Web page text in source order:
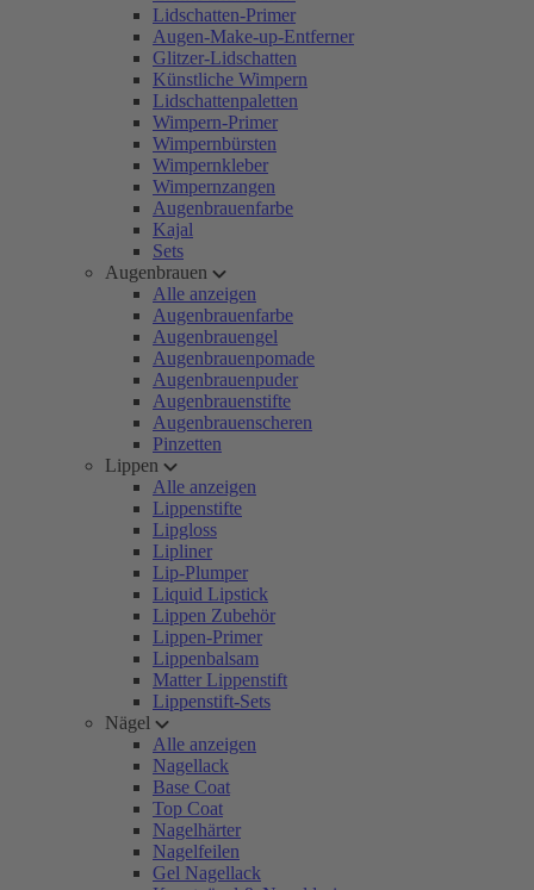
Lidschatten-Primer
Augen-Make-up-Entferner
Glitzer-Lidschatten
Künstliche Wimpern
Lidschattenpaletten
Wimpern-Primer
Wimpernbürsten
Wimpernkleber
Wimpernzangen
Augenbrauenfarbe
Kajal
Sets
Augenbrauen
Alle anzeigen
Augenbrauenfarbe
Augenbrauengel
Augenbrauenpomade
Augenbrauenpuder
Augenbrauenstifte
Augenbrauenscheren
Pinzetten
Lippen
Alle anzeigen
Lippenstifte
Lipgloss
Lipliner
Lip-Plumper
Liquid Lipstick
Lippen Zubehör
Lippen-Primer
Lippenbalsam
Matter Lippenstift
Lippenstift-Sets
Nägel
Alle anzeigen
Nagellack
Base Coat
Top Coat
Nagelhärter
Nagelfeilen
Gel Nagellack